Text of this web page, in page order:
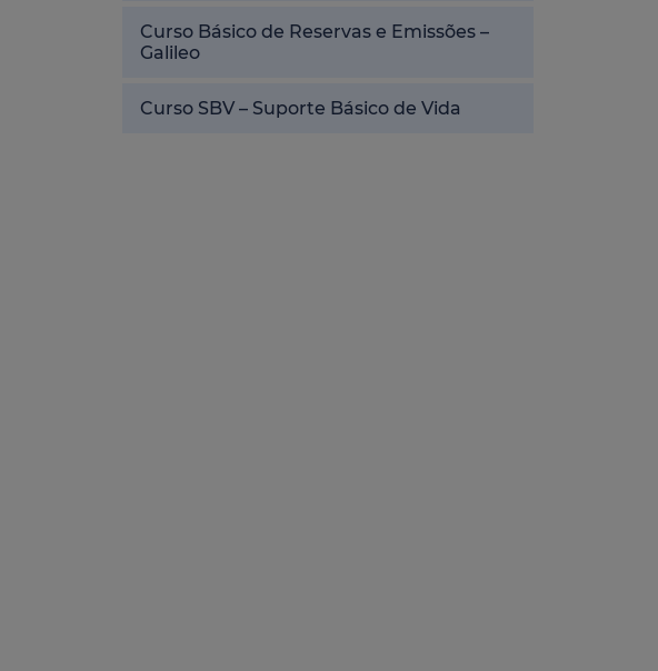
Curso Básico de Reservas e Emissões –
Galileo
Curso SBV – Suporte Básico de Vida